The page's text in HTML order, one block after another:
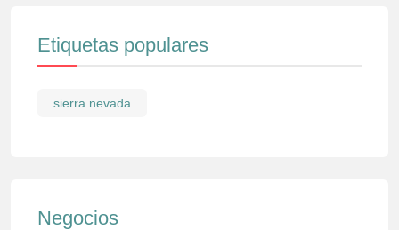
Etiquetas populares
sierra nevada
Negocios